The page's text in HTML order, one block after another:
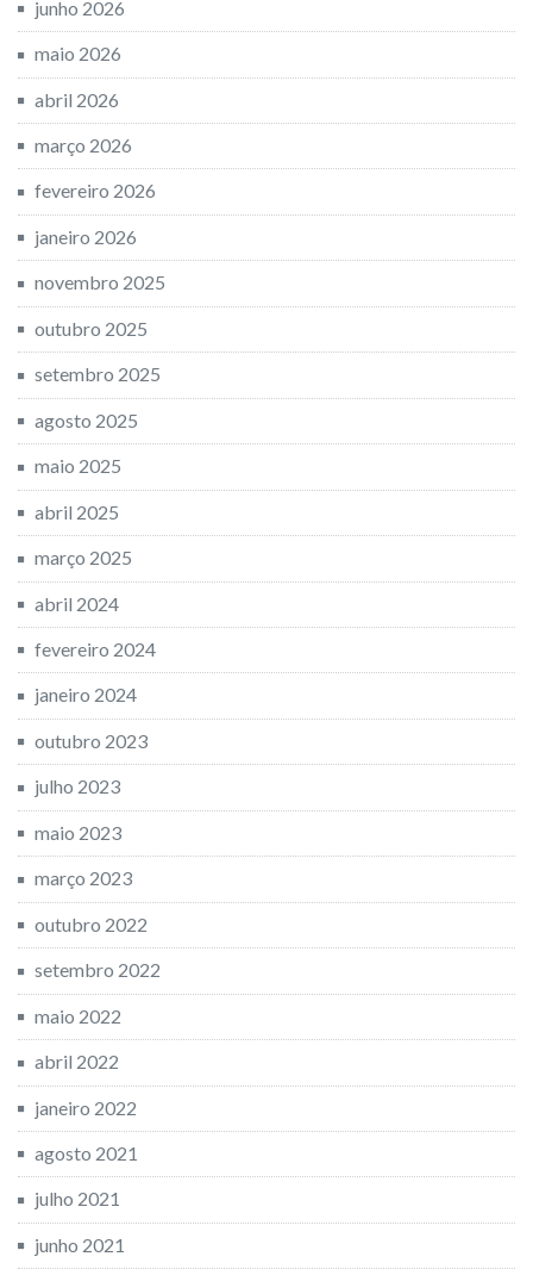
junho 2026
maio 2026
abril 2026
março 2026
fevereiro 2026
janeiro 2026
novembro 2025
outubro 2025
setembro 2025
agosto 2025
maio 2025
abril 2025
março 2025
abril 2024
fevereiro 2024
janeiro 2024
outubro 2023
julho 2023
maio 2023
março 2023
outubro 2022
setembro 2022
maio 2022
abril 2022
janeiro 2022
agosto 2021
julho 2021
junho 2021